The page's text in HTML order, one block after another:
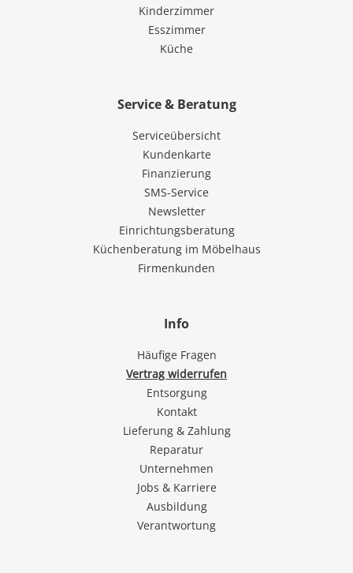
Kinderzimmer
Esszimmer
Küche
Service & Beratung
Serviceübersicht
Kundenkarte
Finanzierung
SMS-Service
Newsletter
Einrichtungsberatung
Küchenberatung im Möbelhaus
Firmenkunden
Info
Häufige Fragen
Vertrag widerrufen
Entsorgung
Kontakt
Lieferung & Zahlung
Reparatur
Unternehmen
Jobs & Karriere
Ausbildung
Verantwortung